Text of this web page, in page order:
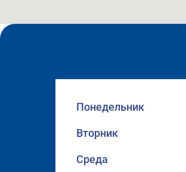
Понедельник
Вторник
Среда